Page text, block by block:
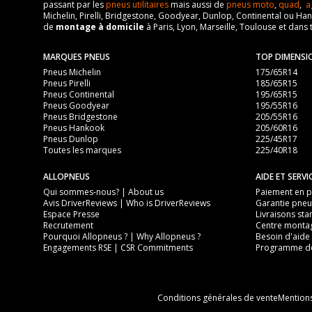
Motorisation
Energie
Année de début de motorisation
Code motorisation
Numéro de moteur
Puissance en Kw max
VISSERIE LOTUS ELETRE DEPUIS 10-2022 EV
Type de boulon
Taille de la tête de boulon
Marque du véhicule
Année de début de modèle
Energie
Année de début de motorisation
Code motorisation
Puissance en Kw max
Type
VISSERIE LOTUS ELETRE DEPUIS 10-2022 EV
Taille de la tête de boulon
passant par lespneus utilitairesmais aussi de pneus moto, quad,
Michelin, Pirelli, Bridgestone, Goodyear, Dunlop, Continental ou
de montage à domicile à Paris, Lyon, Marseille, Toulouse et dans
MARQUES PNEUS
Pneus Michelin
Pneus Pirelli
Pneus Continental
Pneus Goodyear
Pneus Bridgestone
Pneus Hankook
Pneus Dunlop
Toutes les marques
TOP
175/65R14
185/65R15
195/65R15
195/55R16
205/55R16
205/60R16
225/45R17
225/40R18
ALLOPNEUS
Qui sommes-nous? | About us
Avis DriverReviews | Who is DriverReviews
Espace Presse
Recrutement
Pourquoi Allopneus ? | Why Allopneus ?
Engagements RSE | CSR Commitments
AIDE ET
Paiement en
Garantie pneu
Livraisons
Centre
Besoin d'aide
Programme
Conditions générales de vente